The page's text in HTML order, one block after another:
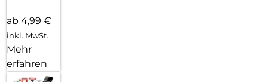
ab 4,99 €
inkl. MwSt.
Mehr
erfahren